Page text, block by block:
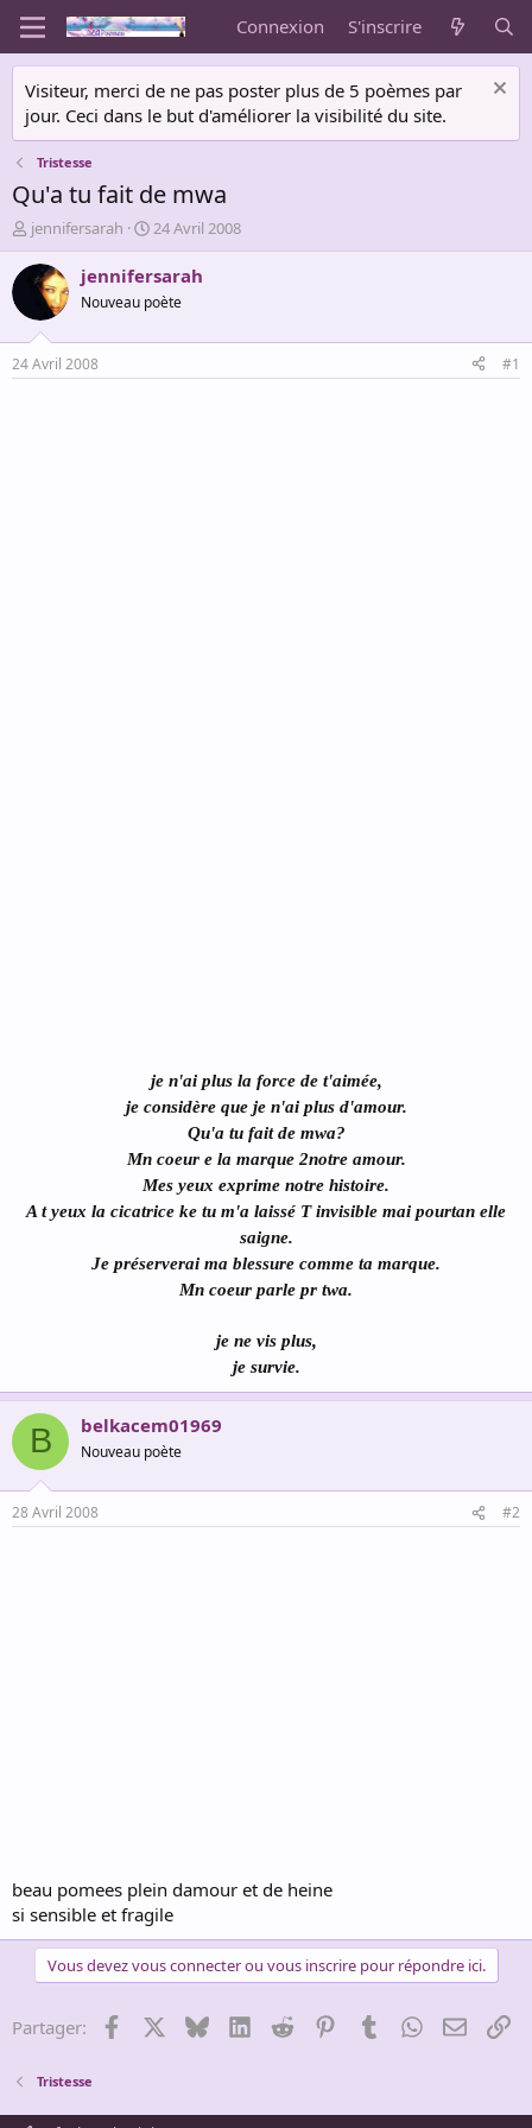
Connexion S'inscrire
Visiteur, merci de ne pas poster plus de 5 poèmes par
jour. Ceci dans le but d'améliorer la visibilité du site.
Tristesse
Qu'a tu fait de mwa
A
u
t
e
r
d
e
jennifersarah
D
a
t
d
é
24 Avril 2008
jennifersarah
Nouveau poète
24 Avril 2008 #1
je n'ai plus la force de t'aimée,
je considère que je n'ai plus d'amour.
Qu'a tu fait de mwa?
Mn coeur e la marque 2notre amour.
Mes yeux exprime notre histoire.
A t yeux la cicatrice ke tu m'a laissé T invisible mai pourtan elle
saigne.
Je préserverai ma blessure comme ta marque.
Mn coeur parle pr twa.
je ne vis plus,
je survie.
B belkacem01969
Nouveau poète
28 Avril 2008 #2
beau pomees plein damour et de heine
si sensible et fragile
Vous devez vous connecter ou vous inscrire pour répondre ici.
Partager: Facebook BlueskyLinkedInReddit PinterestTumblrWhatsApp
Email
Tristesse